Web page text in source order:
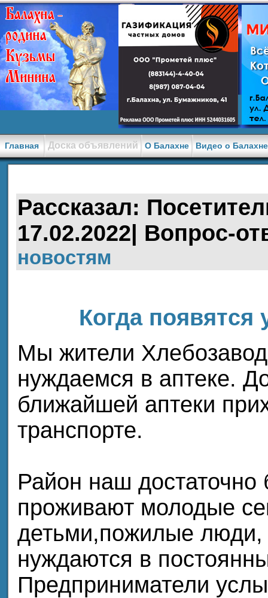
Главная Доска объявлений О Балахне Видео о
Рассказал:
17.02.2022| Вопрос-
новостям
Когда появятся
Мы жители
нуждаемся в аптеке.
ближайшей аптеки
транспорте.
Район наш
проживают молодые
детьми,пожилые люди,
нуждаются в
Предприниматели